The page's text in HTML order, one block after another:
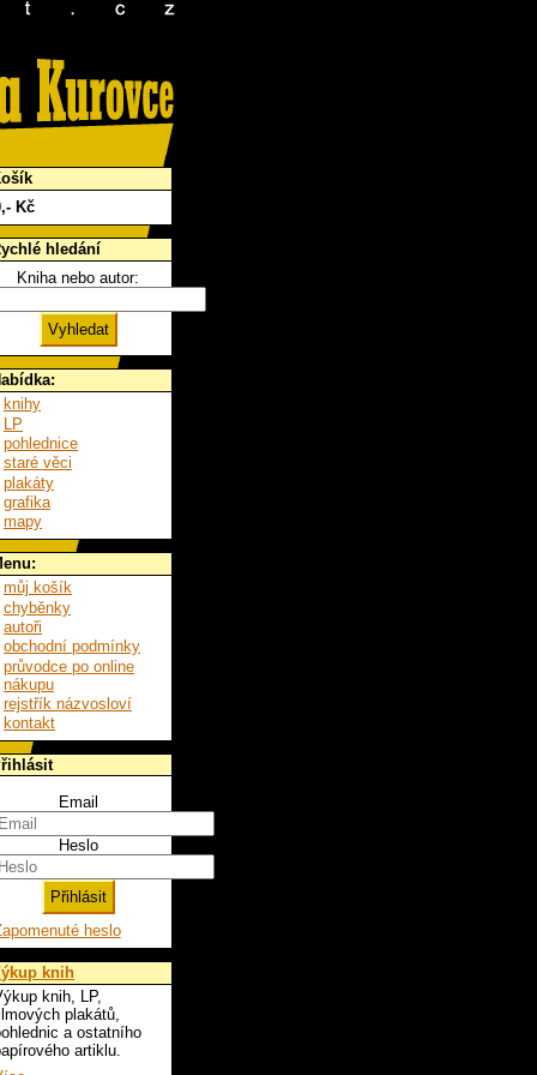
,- Kč
hledání
Kniha nebo autor:
knihy
LP
pohlednice
staré věci
plakáty
grafika
mapy
můj košík
chyběnky
autoři
obchodní podmínky
průvodce po online
nákupu
rejstřík názvosloví
kontakt
Email
Heslo
heslo
knih
knih, LP,
plakátů,
a ostatního
artiklu.